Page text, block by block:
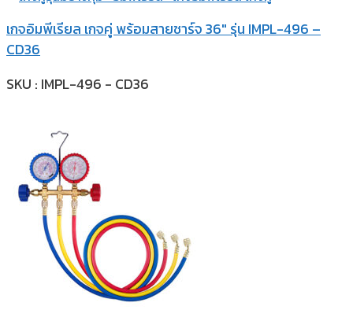
เกจอิมพีเรียล เกจคู่ พร้อมสายชาร์จ 36″ รุ่น IMPL-496 –
CD36
SKU : IMPL-496 - CD36